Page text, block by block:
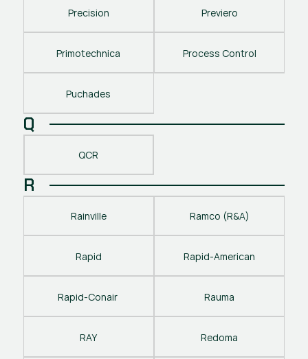
Precision Previero
Primotechnica Process Control
Puchades
Q
QCR
R
Rainville Ramco (R&A)
Rapid Rapid-American
Rapid-Conair Rauma
RAY Redoma